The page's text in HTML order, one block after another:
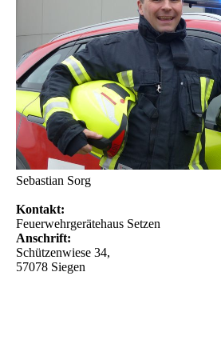
Sebastian Sorg
Kontakt:
Feuerwehrgerätehaus Setzen
Anschrift:
Schützenwiese 34,
57078 Siegen